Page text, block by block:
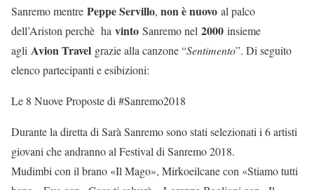
Sanremo mentre Peppe Servillo, non è nuovo al palco
dell’Ariston perchè ha vinto Sanremo nel 2000 insieme
agli Avion Travel grazie alla canzone “Sentimento”. Di seguito
elenco partecipanti e esibizioni:
Le 8 Nuove Proposte di #Sanremo2018
Durante la diretta di Sarà Sanremo sono stati selezionati i 6 artisti
giovani che andranno al Festival di Sanremo 2018.
Mudimbi con il brano «Il Mago», Mirkoeilcane con «Stiamo tutti